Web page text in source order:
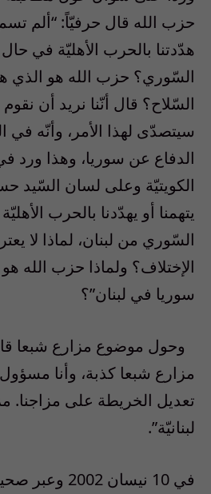
حزب الله قال حرفيّاً: “ألم
هدّدتنا بالحرب الأهليّة في
السّوري؟ حزب الله هو الذي
السّلاح؟ قال أنّنا نريد أن
سيتصدّى لهذا الأمر، وأنّه في
الدفاع عن سوريا، وهذا ورد
الكويتيّة وعلى لسان السّيد
يتهمنا أو يهدّدنا بالحرب
السّوري من لبنان، لماذا لا
الإختلاف؟ ولماذا حزب الله
سوريا في لبنان”؟
وحول موضوع مزارع شبعا
مزارع شبعا كذبة، وأنا مسؤول
تعديل الخريطة على مزاجنا.
لبنانيّة”.
في 10 نيسان